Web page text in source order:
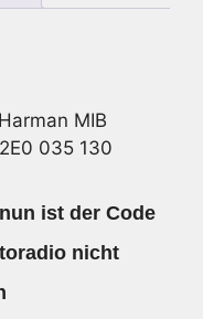
MIB
035 130
ist der Code
nicht